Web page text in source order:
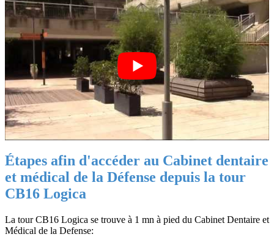
Étapes afin d'accéder au Cabinet dentaire
et médical de la Défense depuis la tour
CB16 Logica
La tour CB16 Logica se trouve à 1 mn à pied du Cabinet Dentaire et
Médical de la Defense: